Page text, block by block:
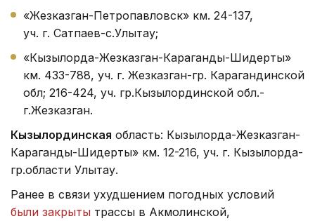
«Жезказган-Петропавловск» км. 24-137,
уч. г. Сатпаев-с.Улытау;
«Кызылорда-Жезказган-Караганды-Шидерты»
км. 433-788, уч. г. Жезказган-гр. Карагандинской
обл; 216-424, уч. гр.Кызылординской обл.-
г.Жезказган.
Кызылординская область: Кызылорда-Жезказган-
Караганды-Шидерты» км. 12-216, уч. г. Кызылорда-
гр.области Улытау.
Ранее в связи ухудшением погодных условий
были закрыты трассы в Акмолинской,